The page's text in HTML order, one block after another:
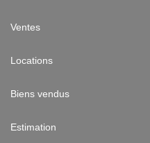
Ventes
Locations
Biens vendus
Estimation